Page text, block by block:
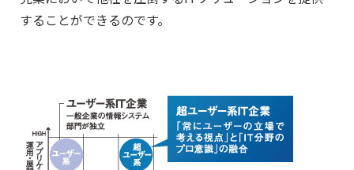
することができるのです。